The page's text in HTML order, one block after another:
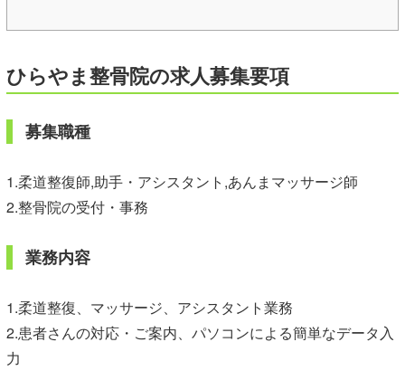
ひらやま整骨院の求人募集要項
募集職種
1.柔道整復師,助手・アシスタント,あんまマッサージ師
2.整骨院の受付・事務
業務内容
1.柔道整復、マッサージ、アシスタント業務
2.患者さんの対応・ご案内、パソコンによる簡単なデータ入
力